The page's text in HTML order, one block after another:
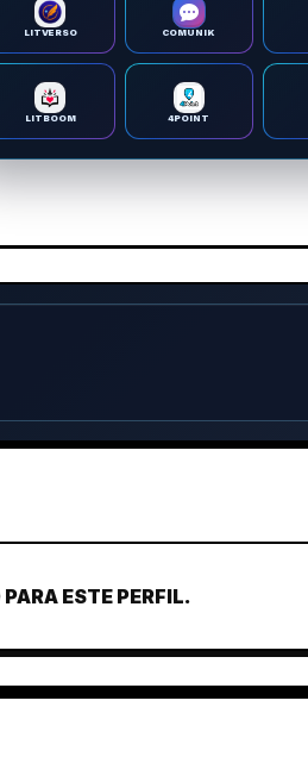
LITVERSO COMUNIK
LITBOOM 4POINT
ESTE PERFIL.